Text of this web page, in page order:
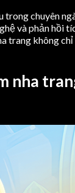
trong chuyên
và phản hồi
trang không
nha